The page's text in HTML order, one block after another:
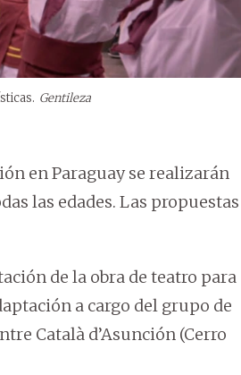
Gentileza
en Paraguay se realizarán
las edades. Las propuestas
de la obra de teatro para
a cargo del grupo de
Català d’Asunción (Cerro